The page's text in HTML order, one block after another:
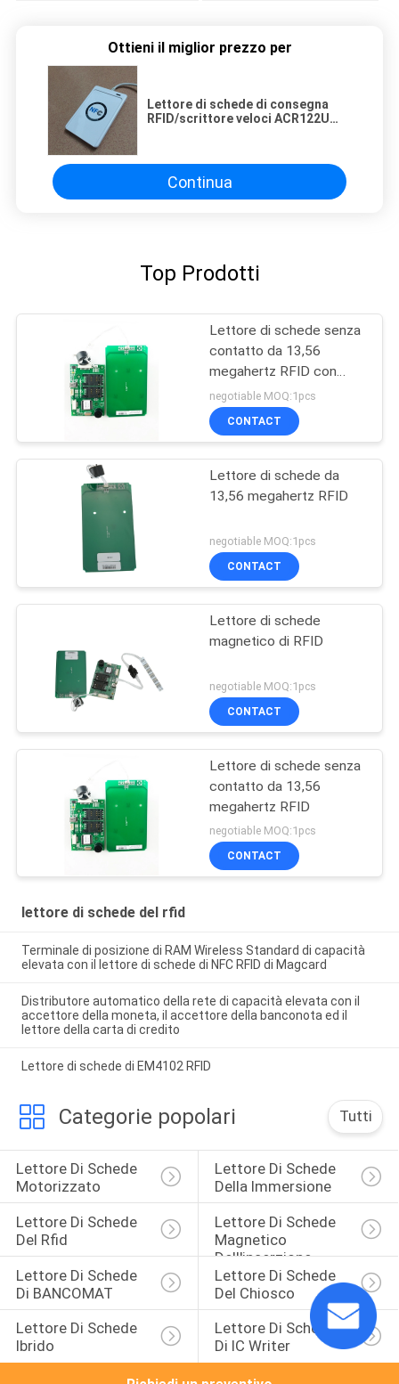
Ottieni il miglior prezzo per
Lettore di schede di consegna
RFID/scrittore veloci ACR122U
Continua
Top Prodotti
Lettore di schede senza
contatto da 13,56
megahertz RFID con
l'interfaccia di USB,
lettore di schede di IC
negotiable MOQ:1pcs
CONTACT
Lettore di schede da
13,56 megahertz RFID
negotiable MOQ:1pcs
CONTACT
Lettore di schede
magnetico di RFID
negotiable MOQ:1pcs
CONTACT
Lettore di schede senza
contatto da 13,56
megahertz RFID
negotiable MOQ:1pcs
CONTACT
lettore di schede del rfid
Terminale di posizione di RAM Wireless Standard di capacità
elevata con il lettore di schede di NFC RFID di Magcard
Distributore automatico della rete di capacità elevata con il
accettore della moneta, il accettore della banconota ed il
lettore della carta di credito
Lettore di schede di EM4102 RFID
Categorie popolari Tutti
Lettore Di Schede
Motorizzato
Lettore Di Schede
Della Immersione
Lettore Di Schede
Del Rfid
Lettore Di Schede
Magnetico
Dell'inserzione
Lettore Di Schede
Di BANCOMAT
Lettore Di Schede
Del Chiosco
Lettore Di Schede
Ibrido
Lettore Di Schede
Di IC Writer